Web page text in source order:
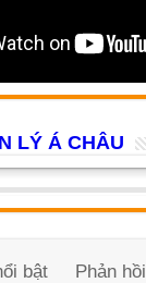
LÝ Á CHÂU
bật Phản hồi